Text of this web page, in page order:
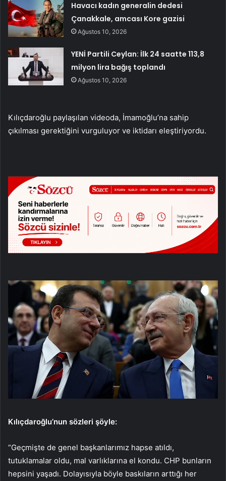
Havacı kadın generalin dedesi
Çanakkale, amcası Kore gazisi
Ağustos 10, 2026
YENİ Partili Ceylan: İlk 24 saatte 113,8
milyon lira bağış toplandı
Ağustos 10, 2026
Kılıçdaroğlu paylaşılan videoda, İmamoğlu’na sahip
çıkılması gerektiğini vurguluyor ve iktidarı eleştiriyordu.
Kılıçdaroğlu’nun sözleri şöyle:
“Geçmişte de genel başkanlarımız hapse atıldı,
tutuklamalar oldu, mal varlıklarına el kondu. CHP bunların
hepsini yaşadı. Dolayısıyla böyle baskıların arttığı her